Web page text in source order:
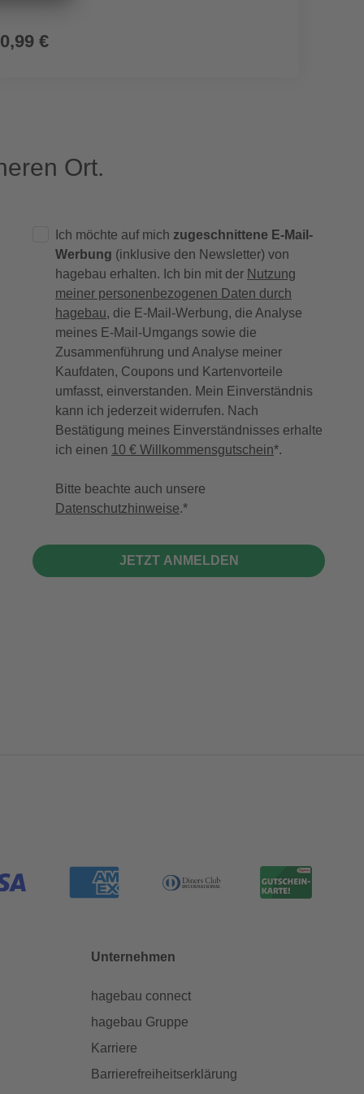
0,99 €
Ort.
Ich möchte auf mich zugeschnittene E-Mail-
Werbung (inklusive den Newsletter) von
hagebau erhalten. Ich bin mit der Nutzung
meiner personenbezogenen Daten durch
hagebau, die E-Mail-Werbung, die Analyse
meines E-Mail-Umgangs sowie die
Zusammenführung und Analyse meiner
Kaufdaten, Coupons und Kartenvorteile
umfasst, einverstanden. Mein Einverständnis
kann ich jederzeit widerrufen. Nach
Bestätigung meines Einverständnisses erhalte
ich einen 10 € Willkommensgutschein*.
Bitte beachte auch unsere
Datenschutzhinweise.
JETZT ANMELDEN
Unternehmen
hagebau connect
hagebau Gruppe
Karriere
Barrierefreiheitserklärung